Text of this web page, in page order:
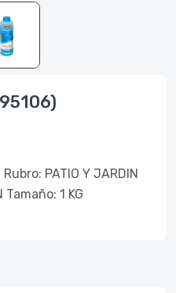
Rubro: PATIO Y JARDIN
1 KG